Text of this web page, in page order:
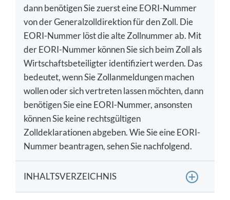
dann benötigen Sie zuerst eine EORI-Nummer
von der Generalzolldirektion für den Zoll. Die
EORI-Nummer löst die alte Zollnummer ab. Mit
der EORI-Nummer können Sie sich beim Zoll als
Wirtschaftsbeteiligter identifiziert werden. Das
bedeutet, wenn Sie Zollanmeldungen machen
wollen oder sich vertreten lassen möchten, dann
benötigen Sie eine EORI-Nummer, ansonsten
können Sie keine rechtsgültigen
Zolldeklarationen abgeben. Wie Sie eine EORI-
Nummer beantragen, sehen Sie nachfolgend.
INHALTSVERZEICHNIS